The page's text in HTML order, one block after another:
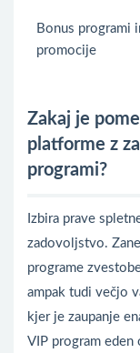
Bonus programi
promocije
Zakaj je
platforme z
programi?
Izbira prave
zadovoljstvo.
programe
ampak tudi večjo
kjer je zaupanje
VIP program eden